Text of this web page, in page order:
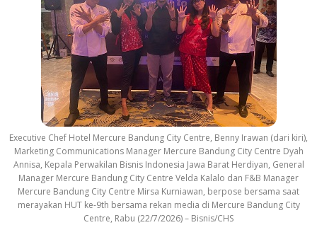
Executive Chef Hotel Mercure Bandung City Centre, Benny Irawan (dari kiri),
Marketing Communications Manager Mercure Bandung City Centre Dyah
Annisa, Kepala Perwakilan Bisnis Indonesia Jawa Barat Herdiyan, General
Manager Mercure Bandung City Centre Velda Kalalo dan F&B Manager
Mercure Bandung City Centre Mirsa Kurniawan, berpose bersama saat
merayakan HUT ke-9th bersama rekan media di Mercure Bandung City
Centre, Rabu (22/7/2026) – Bisnis/CHS